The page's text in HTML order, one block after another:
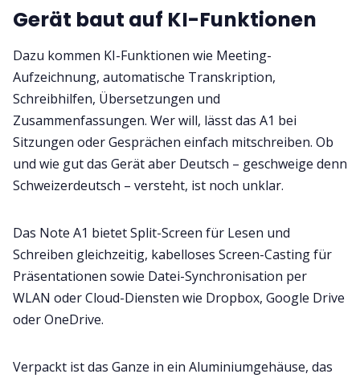
Gerät baut auf KI-Funktionen
Dazu kommen KI-Funktionen wie Meeting-
Aufzeichnung, automatische Transkription,
Schreibhilfen, Übersetzungen und
Zusammenfassungen. Wer will, lässt das A1 bei
Sitzungen oder Gesprächen einfach mitschreiben. Ob
und wie gut das Gerät aber Deutsch – geschweige denn
Schweizerdeutsch – versteht, ist noch unklar.
Das Note A1 bietet Split-Screen für Lesen und
Schreiben gleichzeitig, kabelloses Screen-Casting für
Präsentationen sowie Datei-Synchronisation per
WLAN oder Cloud-Diensten wie Dropbox, Google Drive
oder OneDrive.
Verpackt ist das Ganze in ein Aluminiumgehäuse, das